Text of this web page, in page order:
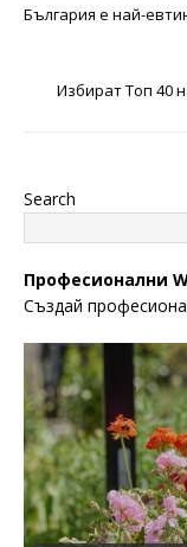
България е най-
Избират Топ 40
Search
Професионални
Създай